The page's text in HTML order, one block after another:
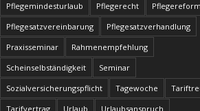
Pflegemindesturlaub
Pflegerecht
Pflegereform
Pflegesatzvereinbarung
Pflegesatzverhandlung
Praxisseminar
Rahmenempfehlung
Scheinselbständigkeit
Seminar
Sozialversicherungspflicht
Tagewoche
Tarifvertrag
Urlaub Urlaubsanspruch